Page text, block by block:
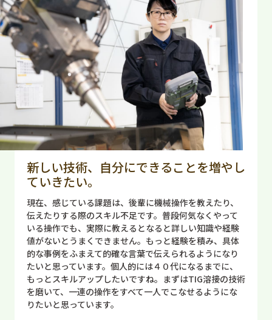
新しい技術、自分にできることを増やし
ていきたい。
現在、感じている課題は、後輩に機械操作を教えたり、
伝えたりする際のスキル不足です。普段何気なくやって
いる操作でも、実際に教えるとなると詳しい知識や経験
値がないとうまくできません。もっと経験を積み、具体
的な事例をふまえて的確な言葉で伝えられるようになり
たいと思っています。個人的には４０代になるまでに、
もっとスキルアップしたいですね。まずはTIG溶接の技術
を磨いて、一連の操作をすべて一人でこなせるようにな
りたいと思っています。